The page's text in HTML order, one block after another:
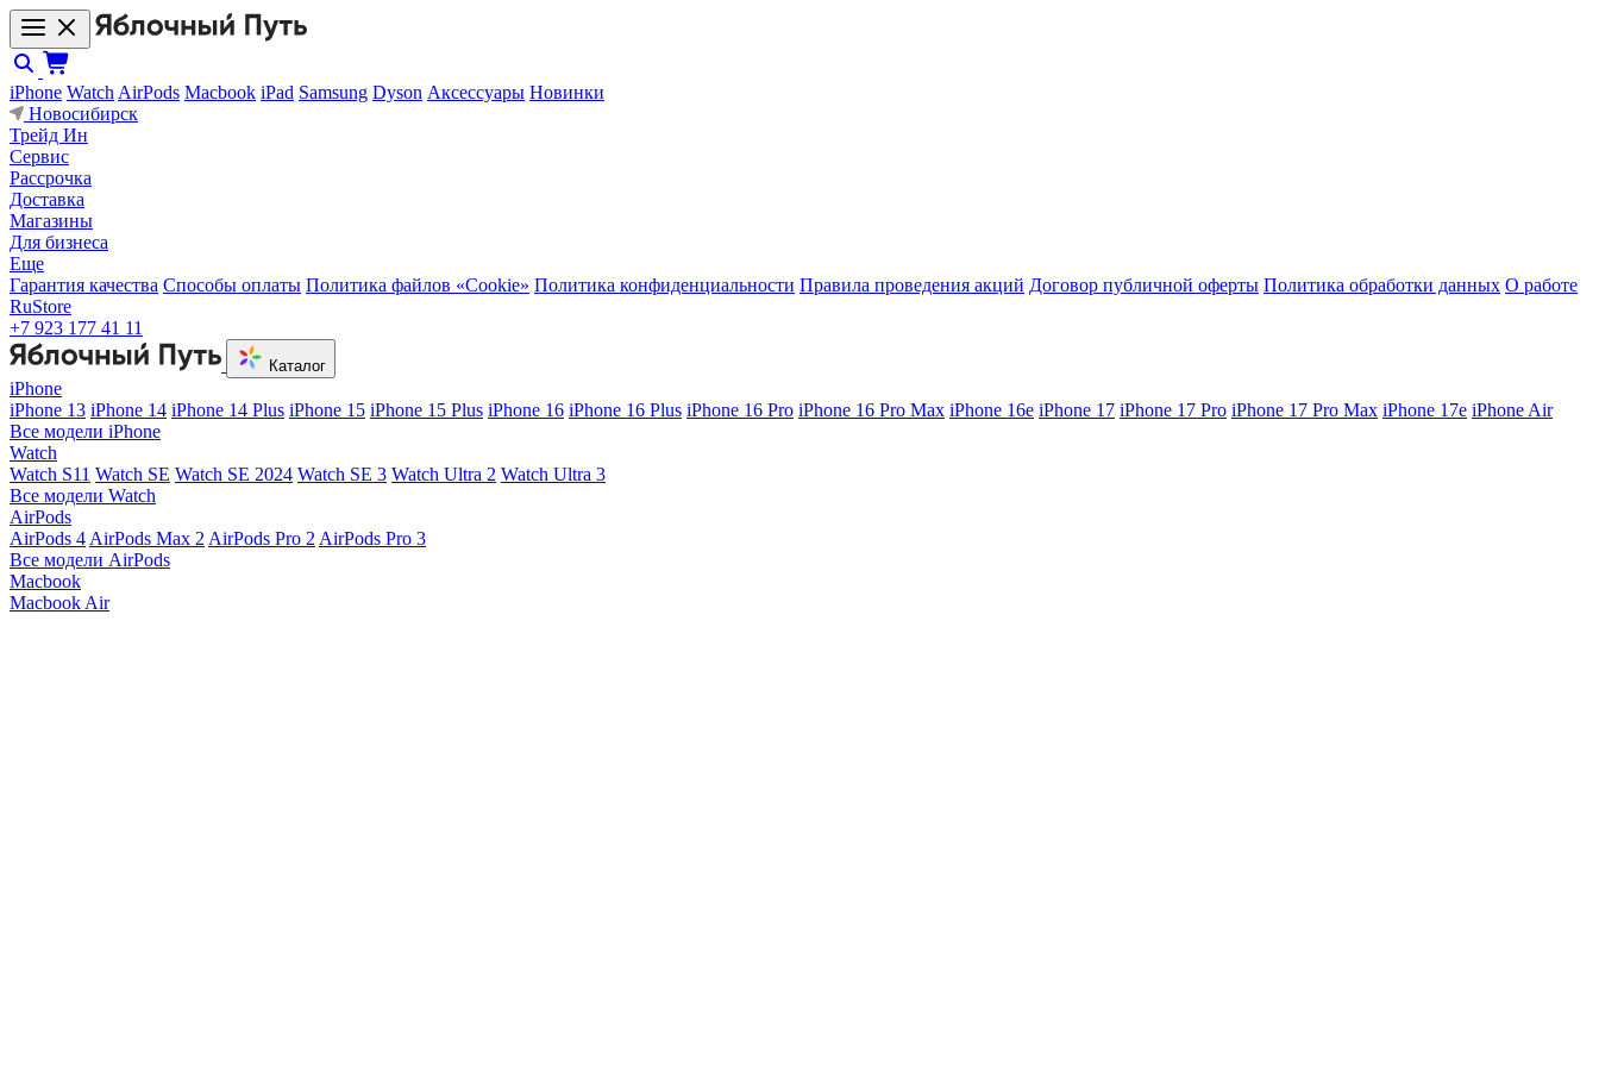
iPhone Watch AirPods Macbook iPad Samsung Dyson Аксессуары Новинки
Новосибирск
Трейд Ин
Сервис
Рассрочка
Доставка
Магазины
Для бизнеса
Еще
Гарантия качества Способы оплаты Политика файлов «Cookie» Политика конфиденциальности Правила проведения акций Договор публичной оферты Политика обработки данных О работе
RuStore
+7 923 177 41 11
Каталог
iPhone
iPhone 13 iPhone 14 iPhone 14 Plus iPhone 15 iPhone 15 Plus iPhone 16 iPhone 16 Plus iPhone 16 Pro iPhone 16 Pro Max iPhone 16e iPhone 17 iPhone 17 Pro iPhone 17 Pro Max iPhone 17e iPhone Air
Все модели iPhone
Watch
Watch S11 Watch SE Watch SE 2024 Watch SE 3 Watch Ultra 2 Watch Ultra 3
Все модели Watch
AirPods
AirPods 4 AirPods Max 2 AirPods Pro 2 AirPods Pro 3
Все модели AirPods
Macbook
Macbook Air